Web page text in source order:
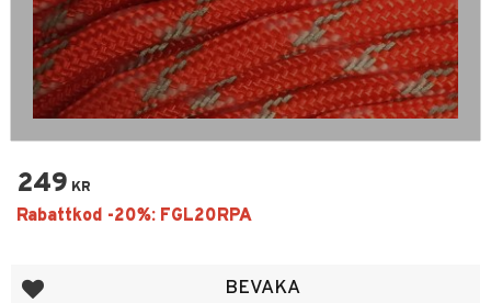
249 KR
Lägg till i favoriter BEVAKA